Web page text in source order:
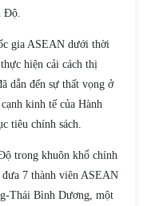
Độ.
gia ASEAN dưới thời
hiện cải cách thị
dẫn đến sự thất vọng ở
kinh tế của Hành
tiêu chính sách.
trong khuôn khổ chính
7 thành viên ASEAN
Thái Bình Dương, một